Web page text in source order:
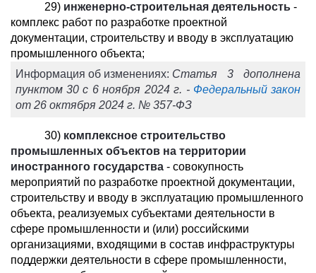
29) инженерно-строительная деятельность -
комплекс работ по разработке проектной
документации, строительству и вводу в эксплуатацию
промышленного объекта;
Информация об изменениях: Статья 3 дополнена
пунктом 30 с 6 ноября 2024 г. - Федеральный закон
от 26 октября 2024 г. № 357-ФЗ
30) комплексное строительство
промышленных объектов на территории
иностранного государства - совокупность
мероприятий по разработке проектной документации,
строительству и вводу в эксплуатацию промышленного
объекта, реализуемых субъектами деятельности в
сфере промышленности и (или) российскими
организациями, входящими в состав инфраструктуры
поддержки деятельности в сфере промышленности,